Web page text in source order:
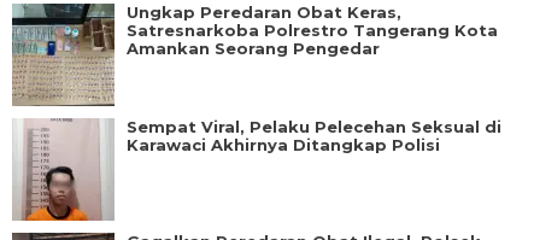
Ungkap Peredaran Obat Keras,
Satresnarkoba Polrestro Tangerang Kota
Amankan Seorang Pengedar
Sempat Viral, Pelaku Pelecehan Seksual di
Karawaci Akhirnya Ditangkap Polisi